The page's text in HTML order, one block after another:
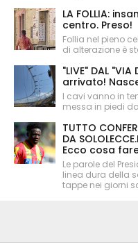
LA FOLLIA:
centro. Preso!
Follia nel pieno
di alterazione è
"LIVE" DAL
arrivato!
I cavi vanno in
messa in piedi
TUTTO
DA
Ecco cosa
Le parole del
linea dura della
tappe nei giorni